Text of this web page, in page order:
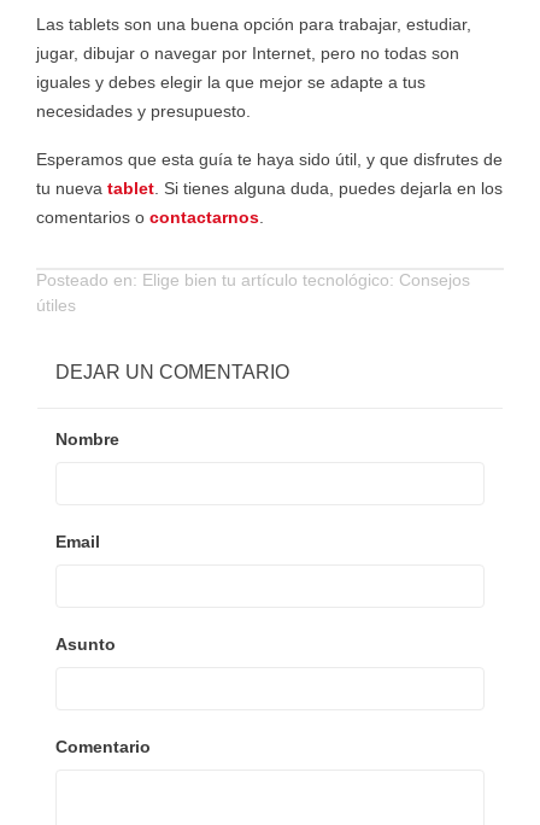
Las tablets son una buena opción para trabajar, estudiar,
jugar, dibujar o navegar por Internet, pero no todas son
iguales y debes elegir la que mejor se adapte a tus
necesidades y presupuesto.
Esperamos que esta guía te haya sido útil, y que disfrutes de
tu nueva tablet . Si tienes alguna duda, puedes dejarla en los
comentarios o contactarnos
Posteado en: Elige bien tu artículo tecnológico: Consejos
útiles
DEJAR UN COMENTARIO
Nombre
Email
Asunto
Comentario